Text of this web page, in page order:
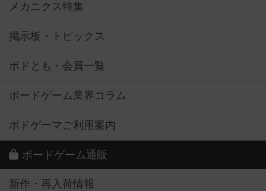
メカニクス特集
掲示板・トピックス
ボドとも・会員一覧
ボードゲーム業界コラム
ボドゲーマご利用案内
ボードゲーム通販
新作・再入荷情報